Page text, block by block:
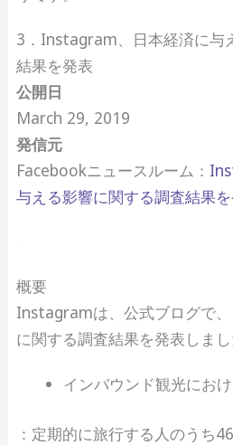
3．Instagram、日本経済に与
結果を発表
公開日
March 29, 2019
発信元
Facebookニュースルーム：
与える影響に関する調査結果
概要
Instagramは、公式ブログで
に関する調査結果を発表しまし
インバウンド観光にお
：定期的に旅行する人のうち